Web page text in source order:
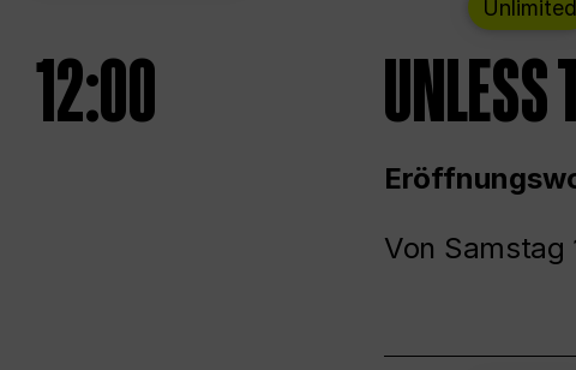
Unlimited
12:00 UNLESS
Von Samstag